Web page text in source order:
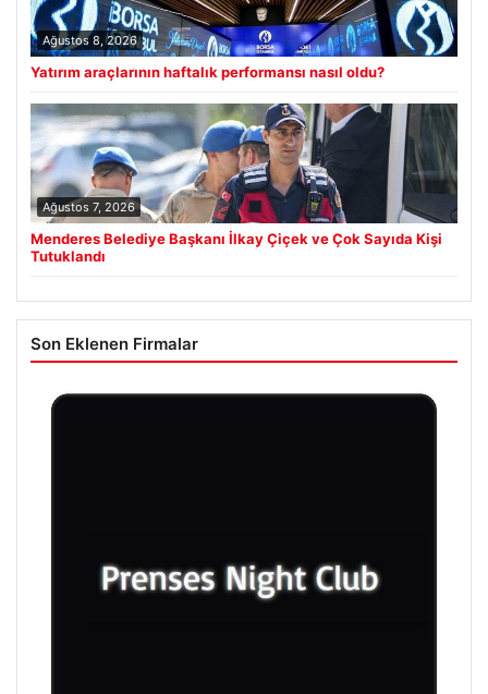
Ağustos 8, 2026
Yatırım araçlarının haftalık performansı nasıl oldu?
Ağustos 7, 2026
Menderes Belediye Başkanı İlkay Çiçek ve Çok Sayıda Kişi
Tutuklandı
Son Eklenen Firmalar